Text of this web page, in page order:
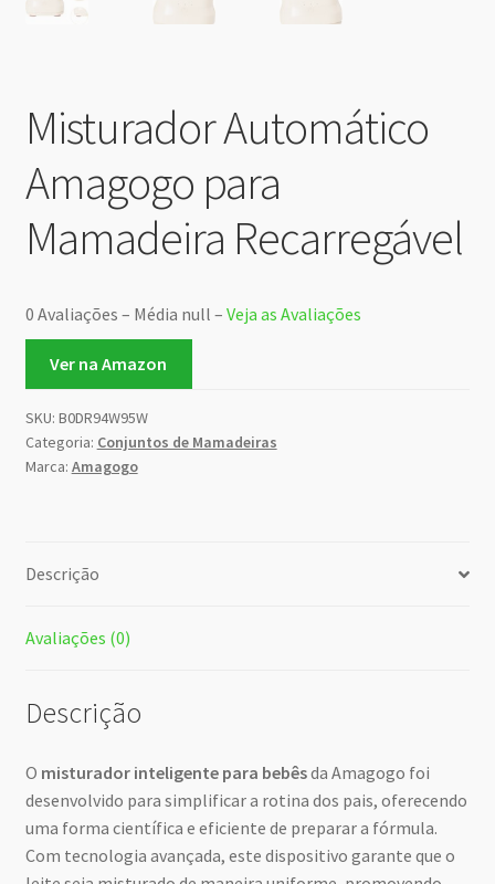
Misturador Automático
Amagogo para
Mamadeira Recarregável
0 Avaliações – Média null – Veja as Avaliações
Ver na Amazon
SKU: B0DR94W95W
Categoria: Conjuntos de Mamadeiras
Marca: Amagogo
Descrição
Avaliações (0)
Descrição
O misturador inteligente para bebêsda Amagogo foi
desenvolvido para simplificar a rotina dos pais, oferecendo
uma forma científica e eficiente de preparar a fórmula.
Com tecnologia avançada, este dispositivo garante que o